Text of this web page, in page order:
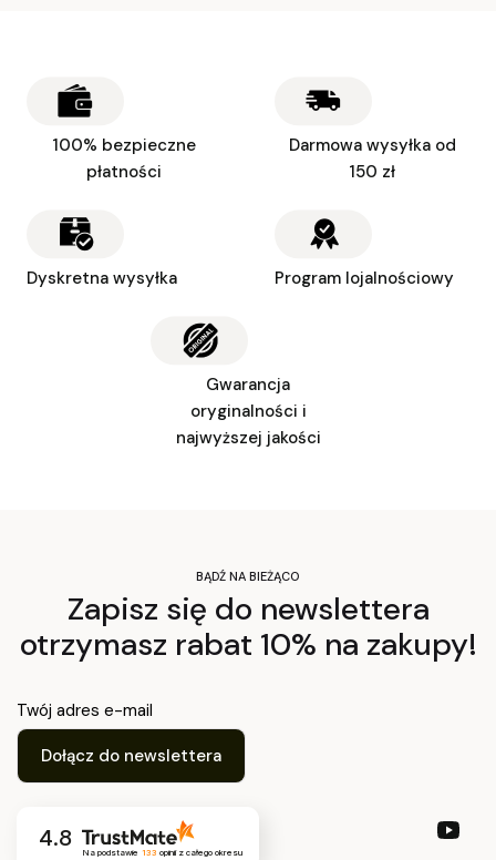
100% bezpieczne
płatności
Darmowa wysyłka od
150 zł
Dyskretna wysyłka Program lojalnościowy
Gwarancja
oryginalności i
najwyższej jakości
BĄDŹ NA BIEŻĄCO
Zapisz się do newslettera
otrzymasz rabat 10% na zakupy!
Twój adres e-mail
Dołącz do newslettera
4.8
Na podstawie 133 opinii z całego okresu